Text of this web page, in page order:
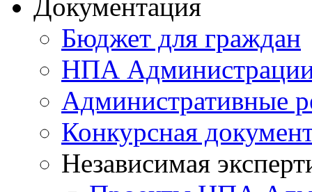
Документация
Бюджет для граждан
НПА
Административные
Конкурсная
Независимая